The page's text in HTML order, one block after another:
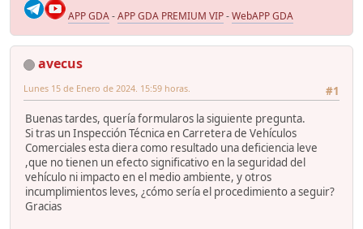
APP GDA-APP GDA PREMIUM VIP-WebAPP GDA
avecus
#1
Lunes 15 de Enero de 2024. 15:59 horas.
Buenas tardes, quería formularos la siguiente pregunta.
Si tras un Inspección Técnica en Carretera de Vehículos
Comerciales esta diera como resultado una deficiencia leve
,que no tienen un efecto significativo en la seguridad del
vehículo ni impacto en el medio ambiente, y otros
incumplimientos leves, ¿cómo sería el procedimiento a seguir?
Gracias